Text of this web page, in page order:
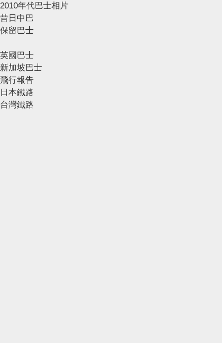
2010年代巴士相片
昔日中巴
保留巴士
英國巴士
新加坡巴士
飛行報告
日本鐵路
台灣鐵路